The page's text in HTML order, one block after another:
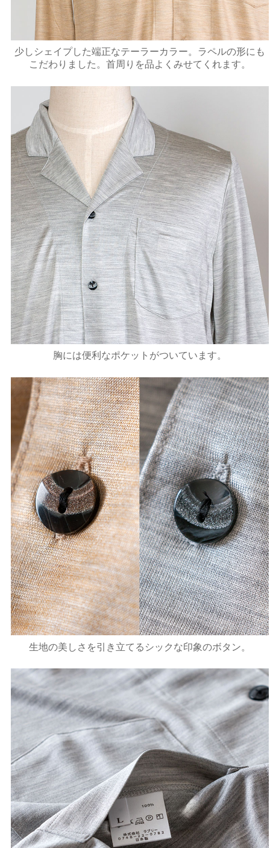
少しシェイプした端正なテーラーカラー。ラペルの形にも
こだわりました。首周りを品よくみせてくれます。
胸には便利なポケットがついています。
生地の美しさを引き立てるシックな印象のボタン。